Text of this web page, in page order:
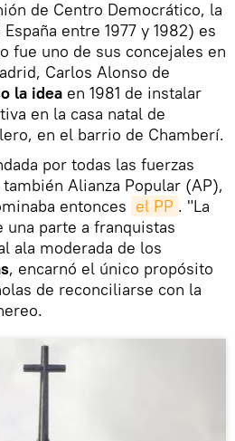
de Centro Democrático, la
entre 1977 y 1982) es
fue uno de sus concejales en
Carlos Alonso de
la idea en 1981 de instalar
en la casa natal de
en el barrio de Chamberí.
por todas las fuerzas
Alianza Popular (AP),
entonces el PP . "La
una parte a franquistas
ala moderada de los
, encarnó el único propósito
de reconciliarse con la